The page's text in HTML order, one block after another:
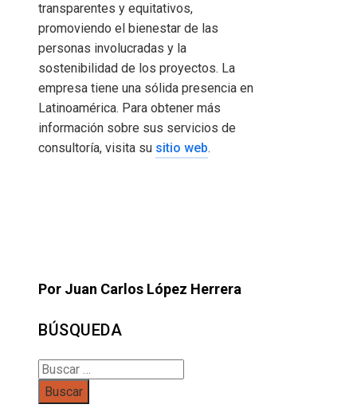
transparentes y equitativos,
promoviendo el bienestar de las
personas involucradas y la
sostenibilidad de los proyectos. La
empresa tiene una sólida presencia en
Latinoamérica. Para obtener más
información sobre sus servicios de
consultoría, visita su sitio web.
Por Juan Carlos López Herrera
BÚSQUEDA
Buscar: